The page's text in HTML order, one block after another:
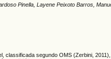
Pinella, Layene Peixoto Barros,
classificada segundo OMS (Zerbini,